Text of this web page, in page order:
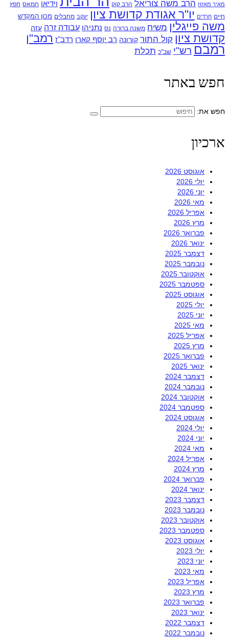
מאיר מאזוז הרב משה צוריאל הרב קוק וידיאו חמאס חפץ
חיים חרדים יו"ר אגודת קדושת ציון יעקב מחבלים מכון המקדש
משה פייגלין משיח משנה ברורה נס נתניהו עבודה זרה עזה
קדושת ציון קול התור קורונה רב יוסף קארו רדב"ז רמב"ן
רמבם רש"י שב"כ תכלת
חפש באתר
חפש את:
ארכיון
אוגוסט 2026
יולי 2026
יוני 2026
מאי 2026
אפריל 2026
מרץ 2026
פברואר 2026
ינואר 2026
דצמבר 2025
נובמבר 2025
אוקטובר 2025
ספטמבר 2025
אוגוסט 2025
יולי 2025
יוני 2025
מאי 2025
אפריל 2025
מרץ 2025
פברואר 2025
ינואר 2025
דצמבר 2024
נובמבר 2024
אוקטובר 2024
ספטמבר 2024
אוגוסט 2024
יולי 2024
יוני 2024
מאי 2024
אפריל 2024
מרץ 2024
פברואר 2024
ינואר 2024
דצמבר 2023
נובמבר 2023
אוקטובר 2023
ספטמבר 2023
אוגוסט 2023
יולי 2023
יוני 2023
מאי 2023
אפריל 2023
מרץ 2023
פברואר 2023
ינואר 2023
דצמבר 2022
נובמבר 2022